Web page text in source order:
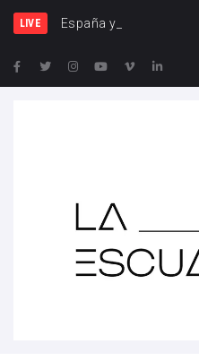
LIVE España y Francia, una ri